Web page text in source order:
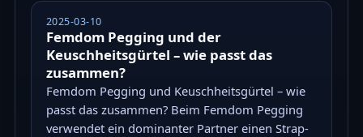
2025-03-10
Femdom Pegging und der
Keuschheitsgürtel – wie passt das
zusammen?
Femdom Pegging und Keuschheitsgürtel – wie
passt das zusammen? Beim Femdom Pegging
verwendet ein dominanter Partner einen Strap-